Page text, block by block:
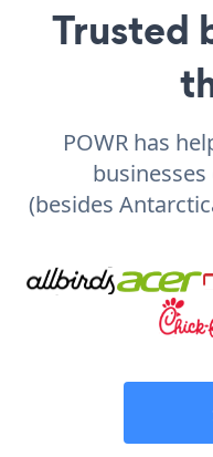
Trusted
POWR has
(besides